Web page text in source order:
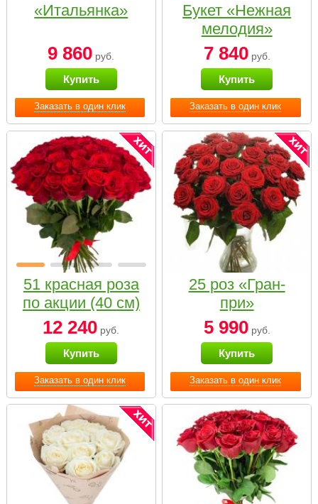
Заказать в один клик
«Итальянка»
9 860 руб.
Купить
Заказать в один клик
Букет «Нежная
мелодия»
7 840руб.
Купить
Заказать в один клик
51 красная роза
по акции (40 см)
12 240 руб.
Купить
Заказать в один клик
25 роз «Гран-
при»
5 990руб.
Купить